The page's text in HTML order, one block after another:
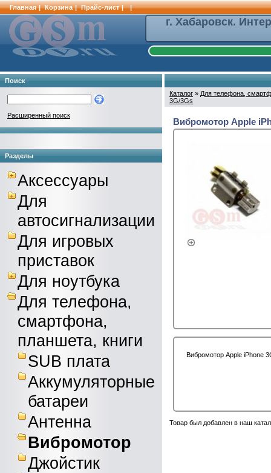
Главная | Корзина | Прайс-лист | |
г. Хабаровск.
Поиск
Расширенный поиск
Разделы
Аксессуары
Для
автосигнализации
Для игровых
приставок
Для ноутбука
Для телефона,
смартфона,
планшета, книги
SUB плата
Аккумуляторные
батареи
Антенна
Вибромотор
Джойстик
Каталог » Для телефона,
3G/3Gs
Вибромотор Apple
Вибромотор Apple iPhone
Товар был добавлен в наш